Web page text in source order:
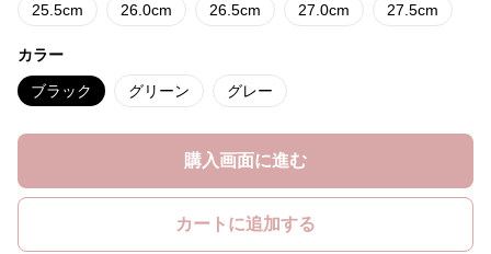
25.5cm 26.0cm 26.5cm 27.0cm 27.5cm
カラー
ブラック グリーン グレー
購入画面に進む
カートに追加する